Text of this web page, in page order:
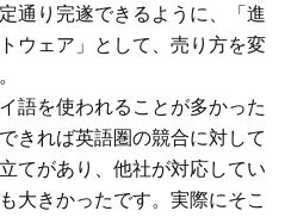
通り完遂できるように、「進
ウェア」として、売り方を変
語を使われることが多かった
きれば英語圏の競合に対して
てがあり、他社が対応してい
大きかったです。実際にそこ